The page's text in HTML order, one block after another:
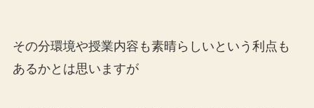
その分環境や授業内容も素晴らしいという利点も
あるかとは思いますが